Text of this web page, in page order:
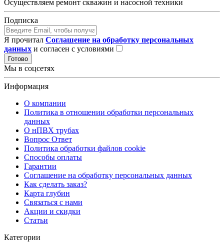
Осуществляем ремонт скважин и насосной техники
Подписка
Я прочитал Соглашение на обработку персональных
данных и согласен с условиями
Готово
Мы в соцсетях
Информация
О компании
Политика в отношении обработки персональных
данных
О нПВХ трубах
Вопрос Ответ
Политика обработки файлов cookie
Способы оплаты
Гарантии
Соглашение на обработку персональных данных
Как сделать заказ?
Карта глубин
Связаться с нами
Акции и скидки
Статьи
Категории